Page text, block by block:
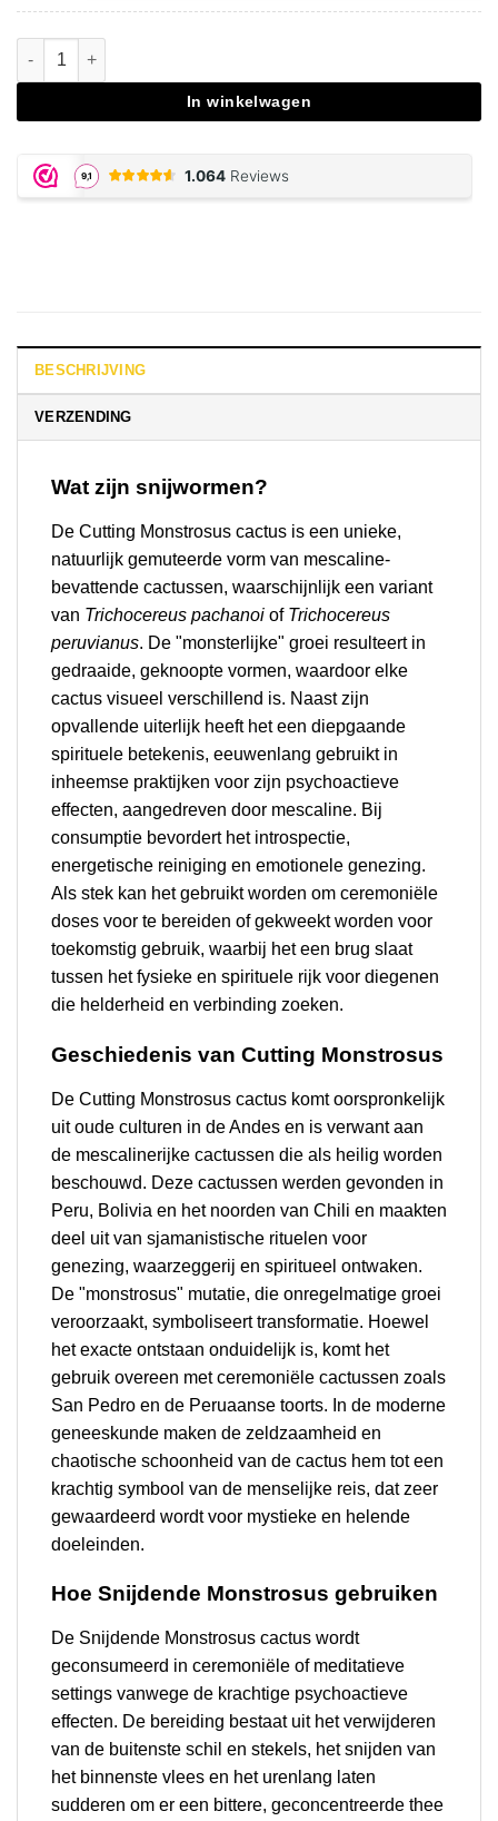
Cutting Monstrosus 25 – 29 cm aantal
In winkelwagen
BESCHRIJVING
VERZENDING
Wat zijn snijwormen?
De Cutting Monstrosus cactus is een unieke,
natuurlijk gemuteerde vorm van mescaline-
bevattende cactussen, waarschijnlijk een variant
van Trichocereus pachanoi of Trichocereus
peruvianus. De "monsterlijke" groei resulteert in
gedraaide, geknoopte vormen, waardoor elke
cactus visueel verschillend is. Naast zijn
opvallende uiterlijk heeft het een diepgaande
spirituele betekenis, eeuwenlang gebruikt in
inheemse praktijken voor zijn psychoactieve
effecten, aangedreven door mescaline. Bij
consumptie bevordert het introspectie,
energetische reiniging en emotionele genezing.
Als stek kan het gebruikt worden om ceremoniële
doses voor te bereiden of gekweekt worden voor
toekomstig gebruik, waarbij het een brug slaat
tussen het fysieke en spirituele rijk voor diegenen
die helderheid en verbinding zoeken.
Geschiedenis van Cutting Monstrosus
De Cutting Monstrosus cactus komt oorspronkelijk
uit oude culturen in de Andes en is verwant aan
de mescalinerijke cactussen die als heilig worden
beschouwd. Deze cactussen werden gevonden in
Peru, Bolivia en het noorden van Chili en maakten
deel uit van sjamanistische rituelen voor
genezing, waarzeggerij en spiritueel ontwaken.
De "monstrosus" mutatie, die onregelmatige groei
veroorzaakt, symboliseert transformatie. Hoewel
het exacte ontstaan onduidelijk is, komt het
gebruik overeen met ceremoniële cactussen zoals
San Pedro en de Peruaanse toorts. In de moderne
geneeskunde maken de zeldzaamheid en
chaotische schoonheid van de cactus hem tot een
krachtig symbool van de menselijke reis, dat zeer
gewaardeerd wordt voor mystieke en helende
doeleinden.
Hoe Snijdende Monstrosus gebruiken
De Snijdende Monstrosus cactus wordt
geconsumeerd in ceremoniële of meditatieve
settings vanwege de krachtige psychoactieve
effecten. De bereiding bestaat uit het verwijderen
van de buitenste schil en stekels, het snijden van
het binnenste vlees en het urenlang laten
sudderen om er een bittere, geconcentreerde thee